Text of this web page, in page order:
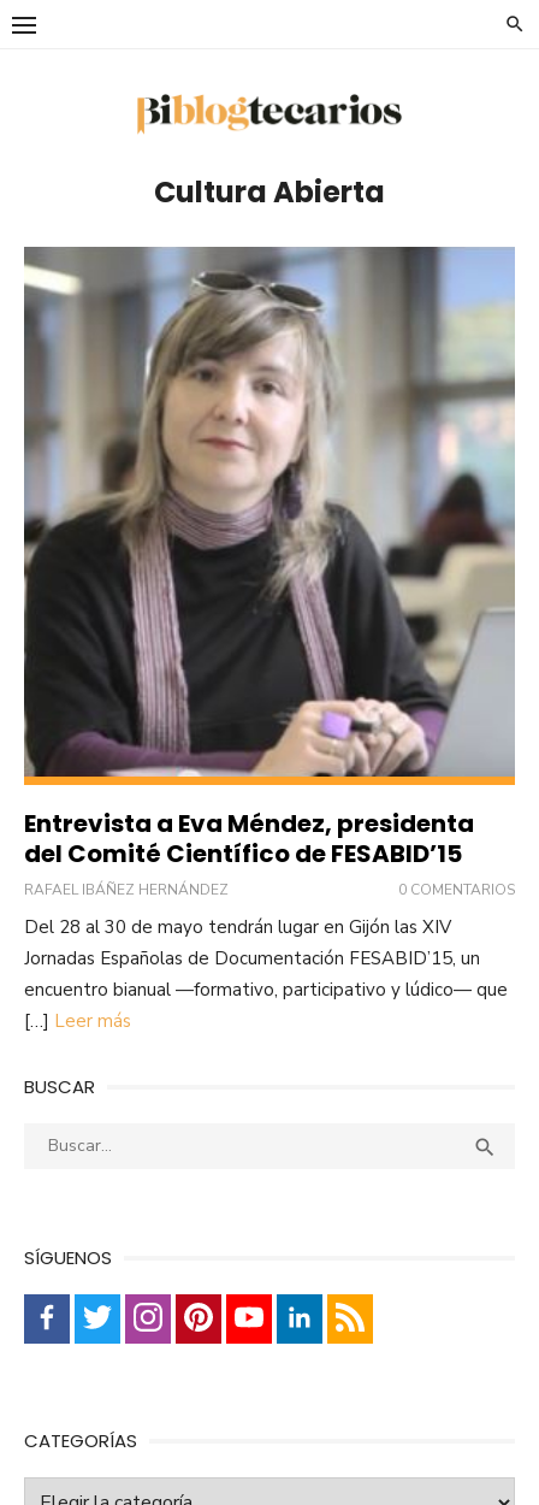
Saltar
Cultura Abierta
Entrevista a Eva Méndez, presidenta
del Comité Científico de FESABID’15
RAFAEL IBÁÑEZ HERNÁNDEZ 0 COMENTARIOS
Del 28 al 30 de mayo tendrán lugar en Gijón las XIV
Jornadas Españolas de Documentación FESABID’15, un
encuentro bianual —formativo, participativo y lúdico— que
[…] Leer más
BUSCAR
Buscar: 
SÍGUENOS
CATEGORÍAS
Categorías